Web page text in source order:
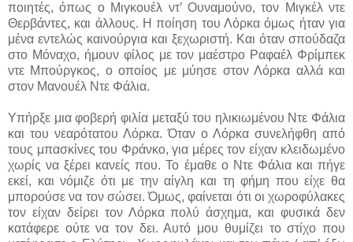
ποιητές, όπως ο Μιγκουέλ ντ’ Ουναμούνο, τον Μιγκέλ ντε
Θερβάντες, και άλλους. Η ποίηση του Λόρκα όμως ήταν για
μένα εντελώς καινούργια και ξεχωριστή. Και όταν σπούδαζα
στο Μόναχο, ήμουν φίλος με τον μαέστρο Ραφαέλ Φρίμπεκ
ντε Μπούργκος, ο οποίος με μύησε στον Λόρκα αλλά και
στον Μανουέλ Ντε Φάλια.
Υπήρξε μια φοβερή φιλία μεταξύ του ηλικιωμένου Ντε Φάλια
και του νεαρότατου Λόρκα. Όταν ο Λόρκα συνελήφθη από
τους μπασκίνες του Φράνκο, για μέρες τον είχαν κλειδωμένο
χωρίς να ξέρει κανείς που. Το έμαθε ο Ντε Φάλια και πήγε
εκεί, και νόμιζε ότι με την αίγλη και τη φήμη που είχε θα
μπορούσε να τον σώσει. Όμως, φαίνεται ότι οι χωροφύλακες
τον είχαν δείρει τον Λόρκα πολύ άσχημα, και φυσικά δεν
κατάφερε ούτε να τον δει. Αυτό μου θυμίζει το στίχο που